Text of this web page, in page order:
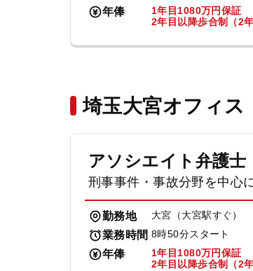
年俸
1年目1080万円保証
2年目以降歩合制（2
埼玉大宮オフィス
アソシエイト弁護士
刑事事件・事故分野を中心
勤務地 大宮（大宮駅すぐ）
業務時間 8時50分スタート
年俸
1年目1080万円保証
2年目以降歩合制（2